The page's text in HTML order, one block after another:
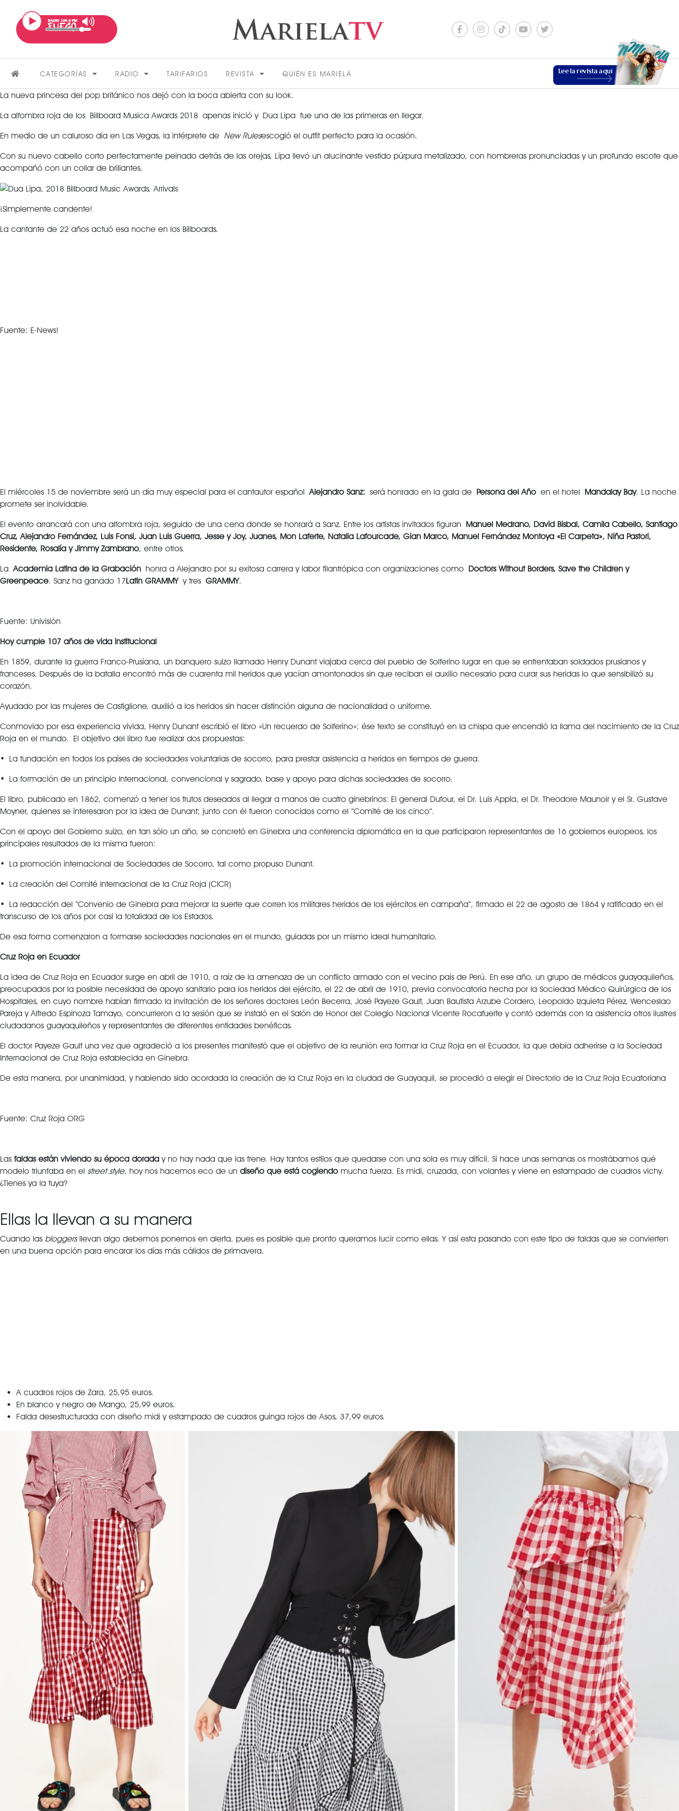
CATEGORÍAS RADIO TARIFARIOS REVISTA QUIÉN ES MARIELA Lee la revista aquí
FARÁNDULA
La nueva princesa del pop británico nos dejó con la boca abierta con su look.
La alfombra roja de los Billboard Musica Awards 2018 apenas inició y Dua Lipa fue una de las primeras en llegar.
En medio de un caluroso día en Las Vegas, la intérprete de New Rulesescogió el outfit perfecto para la ocasión.
Con su nuevo cabello corto perfectamente peinado detrás de las orejas, Lipa llevó un alucinante vestido púrpura metalizado, con hombreras pronunciadas y un profundo escote que
acompañó con un collar de brillantes.
¡Simplemente candente!
La cantante de 22 años actuó esa noche en los Billboards.
Fuente: E-News!
El miércoles 15 de noviembre será un día muy especial para el cantautor español Alejandro Sanz: será honrado en la gala de Persona del Año en el hotel Mandalay Bay. La noche
promete ser inolvidable.
El evento arrancará con una alfombra roja, seguido de una cena donde se honrará a Sanz. Entre los artistas invitados figuran Manuel Medrano, David Bisbal, Camila Cabello, Santiago
Cruz, Alejandro Fernández, Luis Fonsi, Juan Luis Guerra, Jesse y Joy, Juanes, Mon Laferte, Natalia Lafourcade, Gian Marco, Manuel Fernández Montoya «El Carpeta», Niña Pastori,
Residente, Rosalía y Jimmy Zambrano, entre otros.
La Academia Latina de la Grabación honra a Alejandro por su exitosa carrera y labor filantrópica con organizaciones como Doctors Without Borders, Save the Children y
Greenpeace. Sanz ha ganado 17Latin GRAMMYy tres GRAMMY.
Fuente: Univisión
Hoy cumple 107 años de vida institucional
En 1859, durante la guerra Franco-Prusiana, un banquero suizo llamado Henry Dunant viajaba cerca del pueblo de Solferino lugar en que se enfrentaban soldados prusianos y
franceses. Después de la batalla encontró más de cuarenta mil heridos que yacían amontonados sin que reciban el auxilio necesario para curar sus heridas lo que sensibilizó su
corazón.
Ayudado por las mujeres de Castiglione, auxilió a los heridos sin hacer distinción alguna de nacionalidad o uniforme.
Conmovido por esa experiencia vivida, Henry Dunant escribió el libro «Un recuerdo de Solferino»; ése texto se constituyó en la chispa que encendió la llama del nacimiento de la Cruz
Roja en el mundo. El objetivo del libro fue realizar dos propuestas:
• La fundación en todos los países de sociedades voluntarias de socorro, para prestar asistencia a heridos en tiempos de guerra.
• La formación de un principio Internacional, convencional y sagrado, base y apoyo para dichas sociedades de socorro.
El libro, publicado en 1862, comenzó a tener los frutos deseados al llegar a manos de cuatro ginebrinos: El general Dufour, el Dr. Luis Appia, el Dr. Theodore Maunoir y el Sr. Gustave
Moyner, quienes se interesaron por la idea de Dunant; junto con él fueron conocidos como el “Comité de los cinco”.
Con el apoyo del Gobierno suizo, en tan sólo un año, se concretó en Ginebra una conferencia diplomática en la que participaron representantes de 16 gobiernos europeos, los
principales resultados de la misma fueron:
• La promoción internacional de Sociedades de Socorro, tal como propuso Dunant.
• La creación del Comité Internacional de la Cruz Roja (CICR)
• La redacción del “Convenio de Ginebra para mejorar la suerte que corren los militares heridos de los ejércitos en campaña”, firmado el 22 de agosto de 1864 y ratificado en el
transcurso de los años por casi la totalidad de los Estados.
De esa forma comenzaron a formarse sociedades nacionales en el mundo, guiadas por un mismo ideal humanitario.
Cruz Roja en Ecuador
La idea de Cruz Roja en Ecuador surge en abril de 1910, a raíz de la amenaza de un conflicto armado con el vecino país de Perú. En ese año, un grupo de médicos guayaquileños,
preocupados por la posible necesidad de apoyo sanitario para los heridos del ejército, el 22 de abril de 1910, previa convocatoria hecha por la Sociedad Médico Quirúrgica de los
Hospitales, en cuyo nombre habían firmado la invitación de los señores doctores León Becerra, José Payeze Gault, Juan Bautista Arzube Cordero, Leopoldo Izquieta Pérez, Wenceslao
Pareja y Alfredo Espinoza Tamayo, concurrieron a la sesión que se instaló en el Salón de Honor del Colegio Nacional Vicente Rocafuerte y contó además con la asistencia otros ilustres
ciudadanos guayaquileños y representantes de diferentes entidades benéficas.
El doctor Payeze Gault una vez que agradeció a los presentes manifestó que el objetivo de la reunión era formar la Cruz Roja en el Ecuador, la que debía adherirse a la Sociedad
Internacional de Cruz Roja establecida en Ginebra.
De esta manera, por unanimidad, y habiendo sido acordada la creación de la Cruz Roja en la ciudad de Guayaquil, se procedió a elegir el Directorio de la Cruz Roja Ecuatoriana
Fuente: Cruz Roja ORG
Las faldas están viviendo su época dorada y no hay nada que las frene. Hay tantos estilos que quedarse con una sola es muy difícil. Si hace unas semanas os mostrábamos qué
modelo triunfaba en el street style, hoy nos hacemos eco de un diseño que está cogiendo mucha fuerza. Es midi, cruzada, con volantes y viene en estampado de cuadros vichy.
¿Tienes ya la tuya?
Ellas la llevan a su manera
Cuando las bloggersllevan algo debemos ponernos en alerta, pues es posible que pronto queramos lucir como ellas. Y así esta pasando con este tipo de faldas que se convierten
en una buena opción para encarar los días más cálidos de primavera.
A cuadros rojos de Zara, 25,95 euros.
En blanco y negro de Mango, 25,99 euros.
Falda desestructurada con diseño midi y estampado de cuadros guinga rojos de Asos, 37,99 euros.